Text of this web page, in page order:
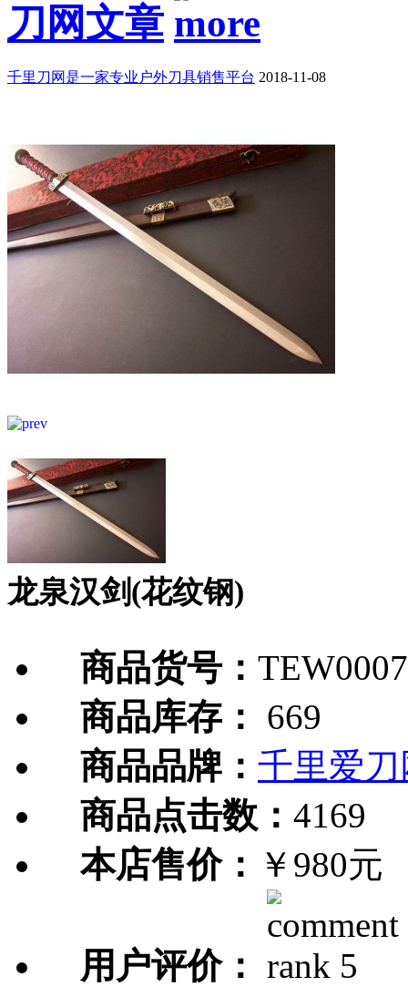
刀网文章
千里刀网是一家专业户外刀具销售平台 2018-11-08
龙泉汉剑(花纹钢)
商品货号：
商品库存：
669
商品品牌： 千里爱刀
商品点击数： 4169
本店售价： ￥980元
用户评价：